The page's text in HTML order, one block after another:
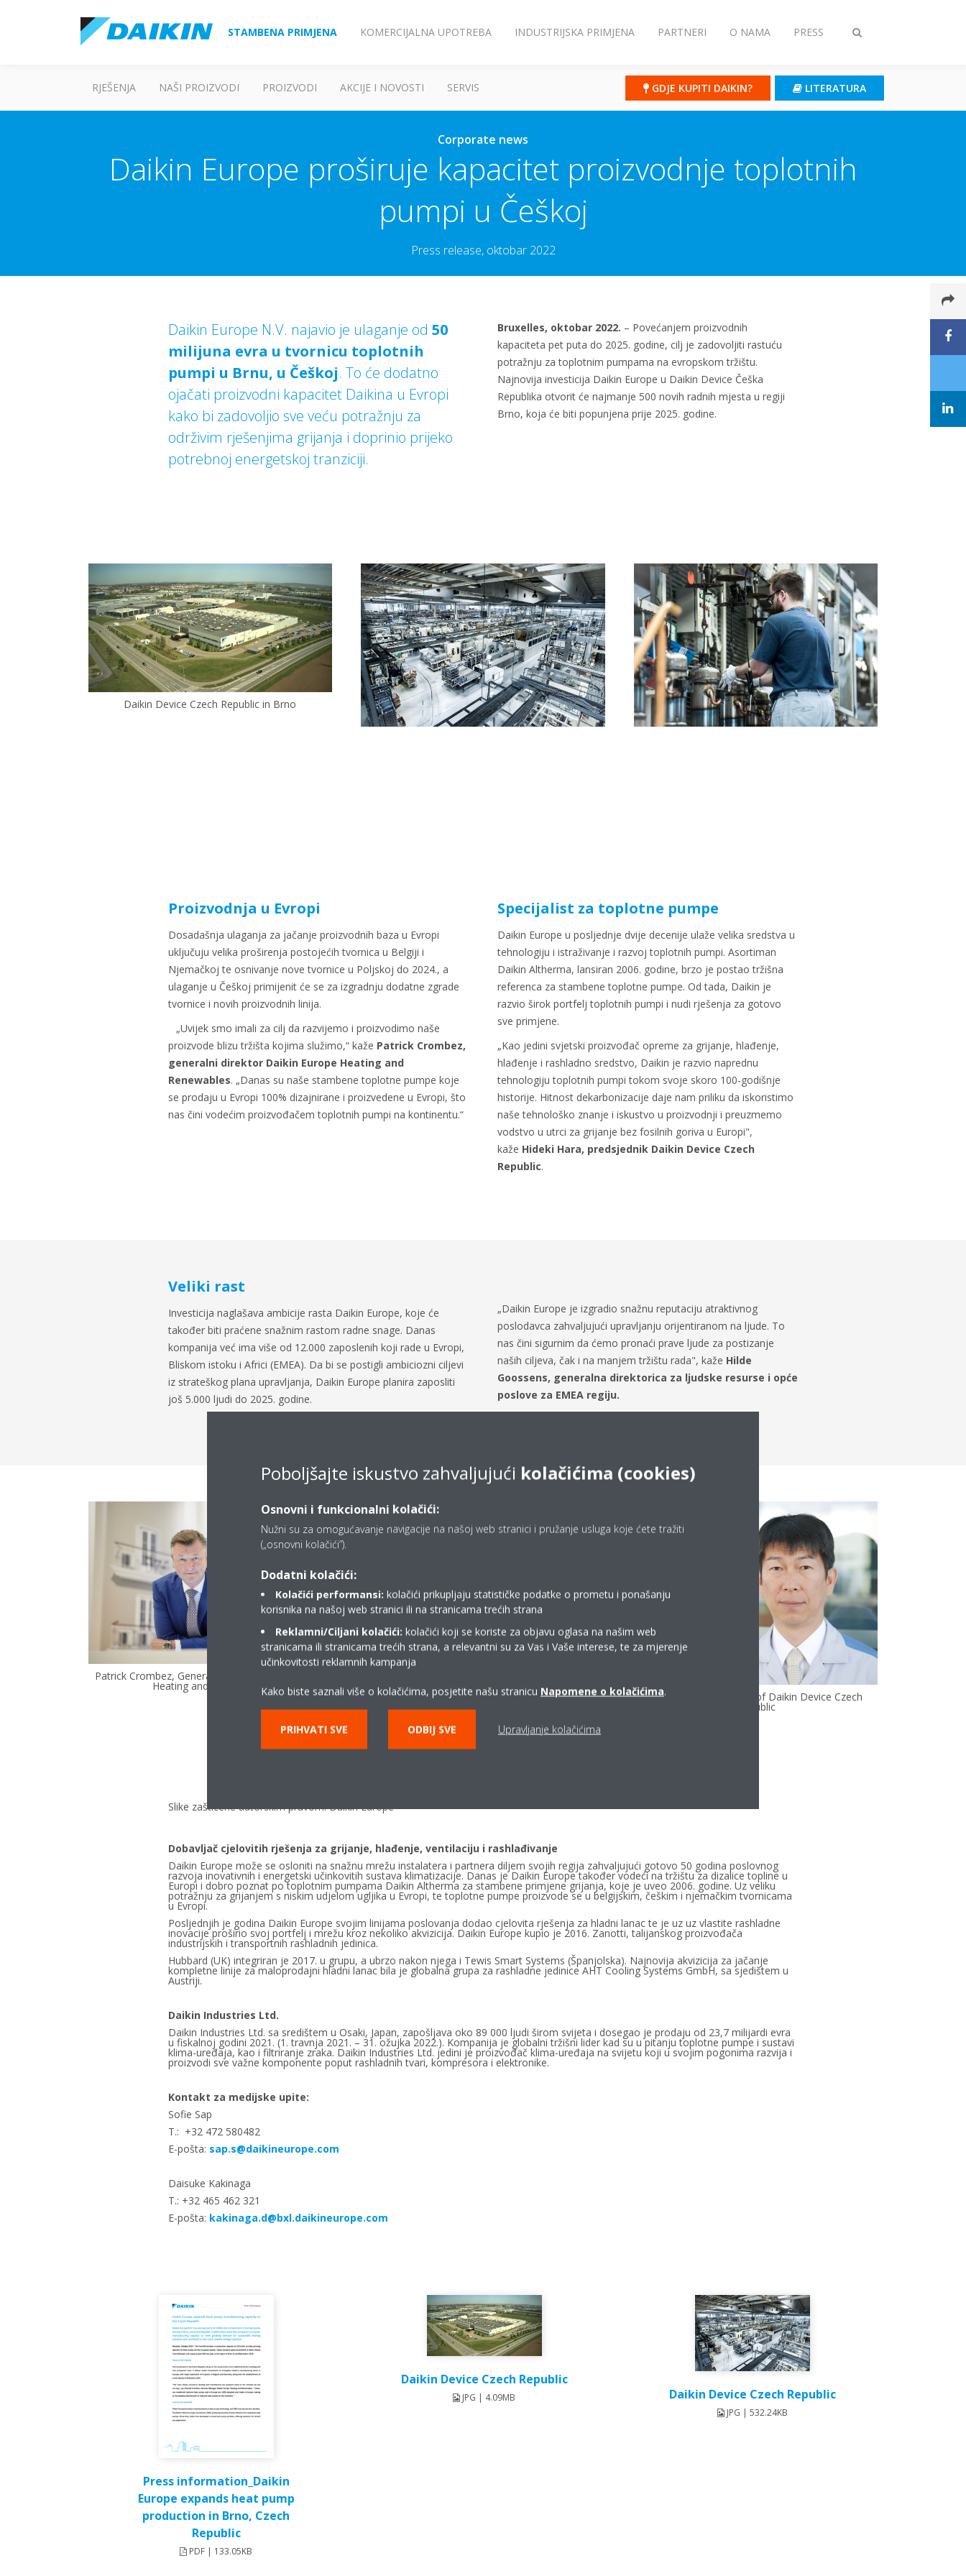
Toggle
STAMBENA PRIMJENA KOMERCIJALNA UPOTREBA INDUSTRIJSKA PRIMJENA PARTNERI O NAMA PRESS
RJEŠENJA NAŠI PROIZVODI PROIZVODI AKCIJE I NOVOSTI SERVIS GDJE KUPITI DAIKIN? LITERATURA
Corporate news
Daikin Europe proširuje kapacitet proizvodnje toplotnih
pumpi u Češkoj
Press release, oktobar 2022
Daikin Europe N.V. najavio je ulaganje od 50
milijuna evra u tvornicu toplotnih
pumpi u Brnu, u Češkoj. To će dodatno
ojačati proizvodni kapacitet Daikina u Evropi
kako bi zadovoljio sve veću potražnju za
održivim rješenjima grijanja i doprinio prijeko
potrebnoj energetskoj tranziciji.
Bruxelles, oktobar 2022. – Povećanjem proizvodnih
kapaciteta pet puta do 2025. godine, cilj je zadovoljiti rastuću
potražnju za toplotnim pumpama na evropskom tržištu.
Najnovija investicija Daikin Europe u Daikin Device Češka
Republika otvorit će najmanje 500 novih radnih mjesta u regiji
Brno, koja će biti popunjena prije 2025. godine.
Daikin Device Czech Republic in Brno
Proizvodnja u Evropi
Dosadašnja ulaganja za jačanje proizvodnih baza u Evropi
uključuju velika proširenja postojećih tvornica u Belgiji i
Njemačkoj te osnivanje nove tvornice u Poljskoj do 2024., a
ulaganje u Češkoj primijenit će se za izgradnju dodatne zgrade
tvornice i novih proizvodnih linija.
„Uvijek smo imali za cilj da razvijemo i proizvodimo naše
proizvode blizu tržišta kojima služimo,“ kaže Patrick Crombez,
generalni direktor Daikin Europe Heating and
Renewables. „Danas su naše stambene toplotne pumpe koje
se prodaju u Evropi 100% dizajnirane i proizvedene u Evropi, što
nas čini vodećim proizvođačem toplotnih pumpi na kontinentu.“
Specijalist za toplotne pumpe
Daikin Europe u posljednje dvije decenije ulaže velika sredstva u
tehnologiju i istraživanje i razvoj toplotnih pumpi. Asortiman
Daikin Altherma, lansiran 2006. godine, brzo je postao tržišna
referenca za stambene toplotne pumpe. Od tada, Daikin je
razvio širok portfelj toplotnih pumpi i nudi rješenja za gotovo
sve primjene.
„Kao jedini svjetski proizvođač opreme za grijanje, hlađenje,
hlađenje i rashladno sredstvo, Daikin je razvio naprednu
tehnologiju toplotnih pumpi tokom svoje skoro 100-godišnje
historije. Hitnost dekarbonizacije daje nam priliku da iskoristimo
naše tehnološko znanje i iskustvo u proizvodnji i preuzmemo
vodstvo u utrci za grijanje bez fosilnih goriva u Europi",
kaže Hideki Hara, predsjednik Daikin Device Czech
Republic.
Veliki rast
Investicija naglašava ambicije rasta Daikin Europe, koje će
također biti praćene snažnim rastom radne snage. Danas
kompanija već ima više od 12.000 zaposlenih koji rade u Evropi,
Bliskom istoku i Africi (EMEA). Da bi se postigli ambiciozni ciljevi
iz strateškog plana upravljanja, Daikin Europe planira zaposliti
još 5.000 ljudi do 2025. godine.
„Daikin Europe je izgradio snažnu reputaciju atraktivnog
poslodavca zahvaljujući upravljanju orijentiranom na ljude. To
nas čini sigurnim da ćemo pronaći prave ljude za postizanje
naših ciljeva, čak i na manjem tržištu rada", kaže Hilde
Goossens, generalna direktorica za ljudske resurse i opće
poslove za EMEA regiju.
Patrick Crombez, General Manager Daikin Europe
Heating and Renewables Affairs EMEA
Hideki Hara, President of Daikin Device Czech
Republic
Slike zaštićene autorskim pravom: Daikin Europe
Dobavljač cjelovitih rješenja za grijanje, hlađenje, ventilaciju i rashlađivanje
Daikin Europe može se osloniti na snažnu mrežu instalatera i partnera diljem svojih regija zahvaljujući gotovo 50 godina poslovnog
razvoja inovativnih i energetski učinkovitih sustava klimatizacije. Danas je Daikin Europe također vodeći na tržištu za dizalice topline u
Europi i dobro poznat po toplotnim pumpama Daikin Altherma za stambene primjene grijanja, koje je uveo 2006. godine. Uz veliku
potražnju za grijanjem s niskim udjelom ugljika u Evropi, te toplotne pumpe proizvode se u belgijskim, češkim i njemačkim tvornicama
u Evropi.
Posljednjih je godina Daikin Europe svojim linijama poslovanja dodao cjelovita rješenja za hladni lanac te je uz uz vlastite rashladne
inovacije proširio svoj portfelj i mrežu kroz nekoliko akvizicija. Daikin Europe kupio je 2016. Zanotti, talijanskog proizvođača
industrijskih i transportnih rashladnih jedinica.
Hubbard (UK) integriran je 2017. u grupu, a ubrzo nakon njega i Tewis Smart Systems (Španjolska). Najnovija akvizicija za jačanje
kompletne linije za maloprodajni hladni lanac bila je globalna grupa za rashladne jedinice AHT Cooling Systems GmbH, sa sjedištem u
Austriji.
Daikin Industries Ltd.
Daikin Industries Ltd. sa središtem u Osaki, Japan, zapošljava oko 89 000 ljudi širom svijeta i dosegao je prodaju od 23,7 milijardi evra
u fiskalnoj godini 2021. (1. travnja 2021. – 31. ožujka 2022.). Kompanija je globalni tržišni lider kad su u pitanju toplotne pumpe i sustavi
klima-uređaja, kao i filtriranje zraka. Daikin Industries Ltd. jedini je proizvođač klima-uređaja na svijetu koji u svojim pogonima razvija i
proizvodi sve važne komponente poput rashladnih tvari, kompresora i elektronike.
Kontakt za medijske upite:
Sofie Sap
T.: +32 472 580482
E-pošta: sap.s@daikineurope.com
Daisuke Kakinaga
T.: +32 465 462 321
E-pošta: kakinaga.d@bxl.daikineurope.com
Press information_Daikin
Europe expands heat pump
production in Brno, Czech
Republic
PDF | 133.05KB
Daikin Device Czech Republic
JPG | 4.09MB Daikin Device Czech Republic
JPG | 532.24KB
Poboljšajte iskustvo zahvaljujući kolačićima (cookies)
Osnovni i funkcionalni kolačići:
Nužni su za omogućavanje navigacije na našoj web stranici i pružanje usluga koje ćete tražiti
(„osnovni kolačići”).
Dodatni kolačići:
Kolačići performansi: kolačići prikupljaju statističke podatke o prometu i ponašanju
korisnika na našoj web stranici ili na stranicama trećih strana
Reklamni/Ciljani kolačići: kolačići koji se koriste za objavu oglasa na našim web
stranicama ili stranicama trećih strana, a relevantni su za Vas i Vaše interese, te za mjerenje
učinkovitosti reklamnih kampanja
Kako biste saznali više o kolačićima, posjetite našu stranicu Napomene o kolačićima.
PRIHVATI SVE ODBIJ SVE Upravljanje kolačićima